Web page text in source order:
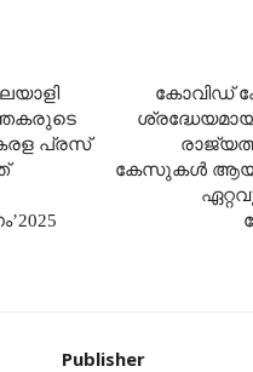
പ്രസ്
കോവിഡ്
കേസുകൾ
Publisher